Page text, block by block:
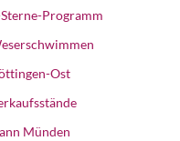
Programm
Ost
Münden